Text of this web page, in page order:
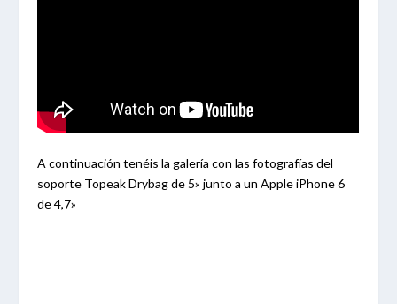
A continuación tenéis la galería con las fotografías del
soporte Topeak Drybag de 5» junto a un Apple iPhone 6
de 4,7»